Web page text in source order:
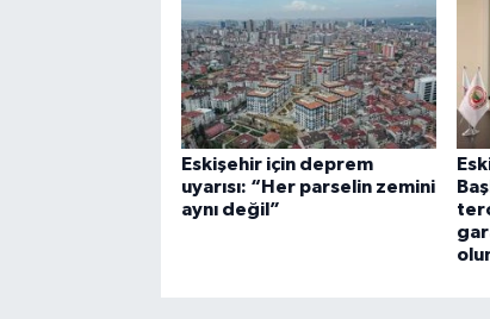
Eskişehir için deprem
uyarısı: “Her parselin zemini
aynı değil”